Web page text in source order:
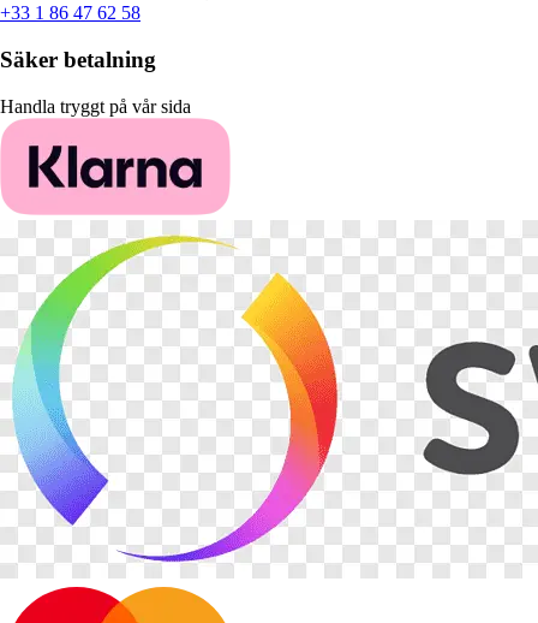
+33 1 86 47 62 58
Säker betalning
Handla tryggt på vår sida